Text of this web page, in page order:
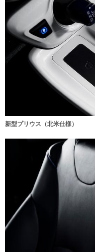
新型プリウス（北米仕様）